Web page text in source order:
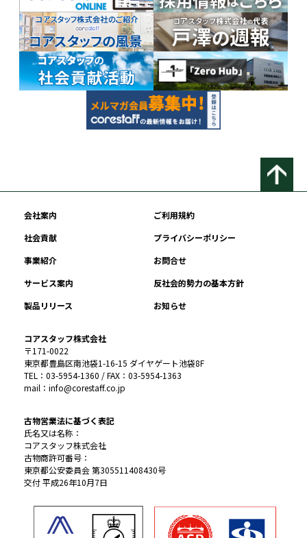
会社案内
ご利用規約
社会貢献
プライバシーポリシー
事業紹介
お問合せ
サービス案内
反社会的勢力の基本方針
製品リリース
お知らせ
コアスタッフ株式会社
〒171-0022
東京都豊島区南池袋1-16-15 ダイヤゲート池袋8F
TEL：03-5954-1360 / FAX：03-5954-1363
mail：info@corestaff.co.jp
古物営業法に基づく表記
氏名又は名称：
コアスタッフ株式会社
古物商許可番号：
東京都公安委員会 第305511408430号
交付 平成26年10月7日